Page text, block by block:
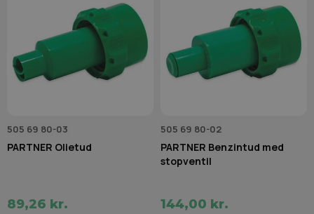
505 69 80-03
PARTNER Olietud
89,26 kr.
505 69 80-02
PARTNER Benzintud med
stopventil
144,00 kr.